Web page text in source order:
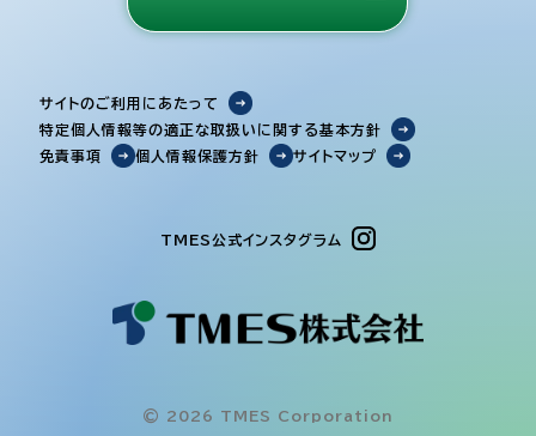
サイトのご利用にあたって
特定個人情報等の適正な取扱いに関する基本方針
免責事項
個人情報保護方針 サイトマップ
TMES公式インスタグラム
© 2026 TMES Corporation